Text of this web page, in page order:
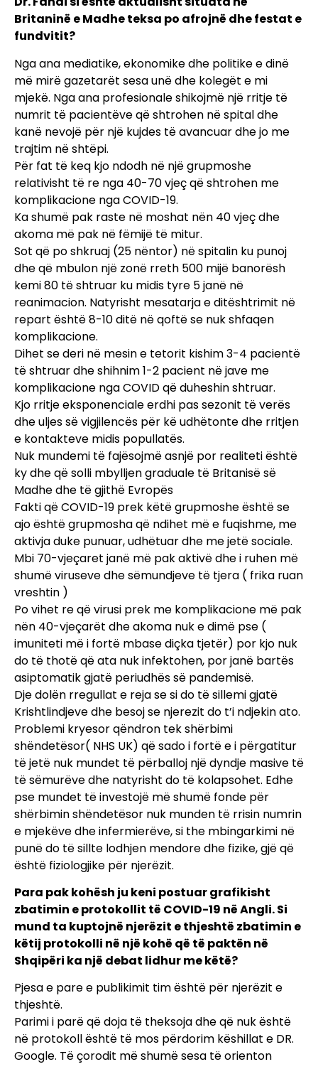
Britaninë e Madhe teksa po afrojnë dhe festat e
fundvitit?
Nga ana mediatike, ekonomike dhe politike e dinë
më mirë gazetarët sesa unë dhe kolegët e mi
mjekë. Nga ana profesionale shikojmë një rritje të
numrit të pacientëve që shtrohen në spital dhe
kanë nevojë për një kujdes të avancuar dhe jo me
trajtim në shtëpi.
Për fat të keq kjo ndodh në një grupmoshe
relativisht të re nga 40-70 vjeç që shtrohen me
komplikacione nga COVID-19.
Ka shumë pak raste në moshat nën 40 vjeç dhe
akoma më pak në fëmijë të mitur.
Sot që po shkruaj (25 nëntor) në spitalin ku punoj
dhe që mbulon një zonë rreth 500 mijë banorësh
kemi 80 të shtruar ku midis tyre 5 janë në
reanimacion. Natyrisht mesatarja e ditështrimit në
repart është 8-10 ditë në qoftë se nuk shfaqen
komplikacione.
Dihet se deri në mesin e tetorit kishim 3-4 pacientë
të shtruar dhe shihnim 1-2 pacient në jave me
komplikacione nga COVID që duheshin shtruar.
Kjo rritje eksponenciale erdhi pas sezonit të verës
dhe uljes së vigjilencës për kë udhëtonte dhe rritjen
e kontakteve midis popullatës.
Nuk mundemi të fajësojmë asnjë por realiteti është
ky dhe që solli mbylljen graduale të Britanisë së
Madhe dhe të gjithë Evropës
Fakti që COVID-19 prek këtë grupmoshe është se
ajo është grupmosha që ndihet më e fuqishme, me
aktivja duke punuar, udhëtuar dhe me jetë sociale.
Mbi 70-vjeçaret janë më pak aktivë dhe i ruhen më
shumë viruseve dhe sëmundjeve të tjera ( frika ruan
vreshtin )
Po vihet re që virusi prek me komplikacione më pak
nën 40-vjeçarët dhe akoma nuk e dimë pse (
imuniteti më i fortë mbase diçka tjetër) por kjo nuk
do të thotë që ata nuk infektohen, por janë bartës
asiptomatik gjatë periudhës së pandemisë.
Dje dolën rregullat e reja se si do të sillemi gjatë
Krishtlindjeve dhe besoj se njerezit do t’i ndjekin ato.
Problemi kryesor qëndron tek shërbimi
shëndetësor( NHS UK) që sado i fortë e i përgatitur
të jetë nuk mundet të përballoj një dyndje masive të
të sëmurëve dhe natyrisht do të kolapsohet. Edhe
pse mundet të investojë më shumë fonde për
shërbimin shëndetësor nuk munden të rrisin numrin
e mjekëve dhe infermierëve, si the mbingarkimi në
punë do të sillte lodhjen mendore dhe fizike, gjë që
është fiziologjike për njerëzit.
Para pak kohësh ju keni postuar grafikisht
zbatimin e protokollit të COVID-19 në Angli. Si
mund ta kuptojnë njerëzit e thjeshtë zbatimin e
këtij protokolli në një kohë që të paktën në
Shqipëri ka një debat lidhur me këtë?
Pjesa e pare e publikimit tim është për njerëzit e
thjeshtë.
Parimi i parë që doja të theksoja dhe që nuk është
në protokoll është të mos përdorim këshillat e DR.
Google. Të çorodit më shumë sesa të orienton